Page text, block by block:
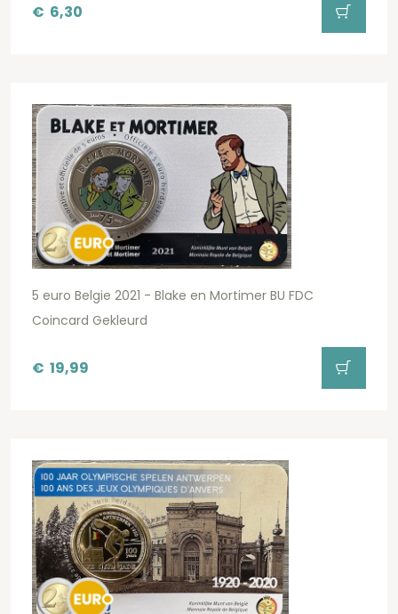
€ 6,30
5 euro Belgie 2021 - Blake en Mortimer BU FDC
Coincard Gekleurd
€ 19,99